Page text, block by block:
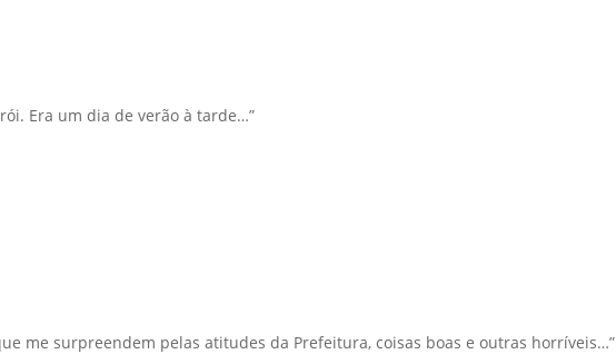
Era um dia de verão à tarde…”
me surpreendem pelas atitudes da Prefeitura, coisas boas e outras horríveis…”